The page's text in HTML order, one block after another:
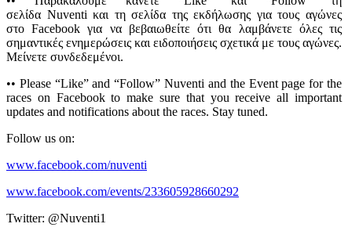
σελίδα Nuventi και τη σελίδα της εκδήλωσης για τους αγώνες
στο Facebook για να βεβαιωθείτε ότι θα λαμβάνετε όλες τις
σημαντικές ενημερώσεις και ειδοποιήσεις σχετικά με τους αγώνες.
Μείνετε συνδεδεμένοι.
•• Please “Like” and “Follow” Nuventi and the Event page for the
races on Facebook to make sure that you receive all important
updates and notifications about the races. Stay tuned.
Follow us on:
www.facebook.com/nuventi
www.facebook.com/events/233605928660292
Twitter: @Nuventi1